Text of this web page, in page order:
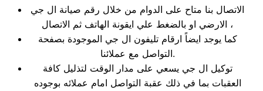
الاتصال بنا متاح على الدوام من خلال رقم صيانة ال جي
الارضي او بالضغط علي ايقونة الهاتف ثم الاتصال ،
كما يوجد ايضاً ارقام تليفون ال جي الموجودة بصفحة
التواصل مع عملائنا.
توكيل ال جي يسعي على مدار الوقت لتذليل كافة
العقبات بما في ذلك عقبة التواصل امام عملائه بوجوده